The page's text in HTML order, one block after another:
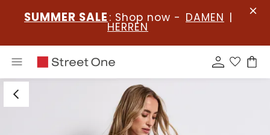
SUMMER SALE : Shop now - DAMEN |
HERREN